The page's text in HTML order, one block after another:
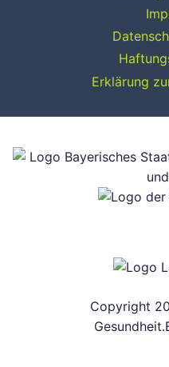
Erklärung
Copyright